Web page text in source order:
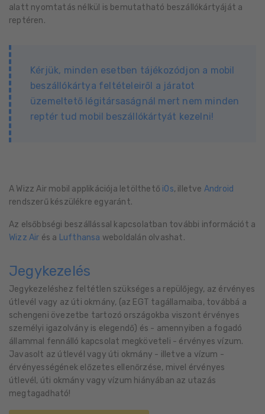
alatt nyomtatás nélkül is bemutatható beszállókártyáját a
reptéren.
Kérjük, minden esetben tájékozódjon a mobil
beszállókártya feltételeiről a járatot
üzemeltető légitársaságnál mert nem minden
reptér tud mobil beszállókártyát kezelni!
A Wizz Air mobil applikációja letölthető iOs, illetve Android
rendszerű készülékre egyaránt.
Az elsőbbségi beszállással kapcsolatban további információt a
Wizz Air és a Lufthansa weboldalán olvashat.
Jegykezelés
Jegykezeléshez feltétlen szükséges a repülőjegy, az érvényes
útlevél vagy az úti okmány, (az EGT tagállamaiba, továbbá a
schengeni övezetbe tartozó országokba viszont érvényes
személyi igazolvány is elegendő) és - amennyiben a fogadó
állammal fennálló kapcsolat megköveteli - érvényes vízum.
Javasolt az útlevél vagy úti okmány - illetve a vízum -
érvényességének előzetes ellenőrzése, mivel érvényes
útlevél, úti okmány vagy vízum hiányában az utazás
megtagadható!